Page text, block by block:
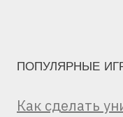
ПОПУЛЯРНЫЕ
Как сделать